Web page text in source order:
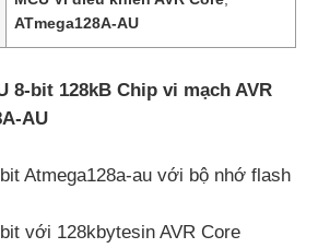
ATmega128A-AU
8-bit 128kB Chip vi mạch AVR
AU
Atmega128a-au với bộ nhớ flash
với 128kbytesin AVR Core